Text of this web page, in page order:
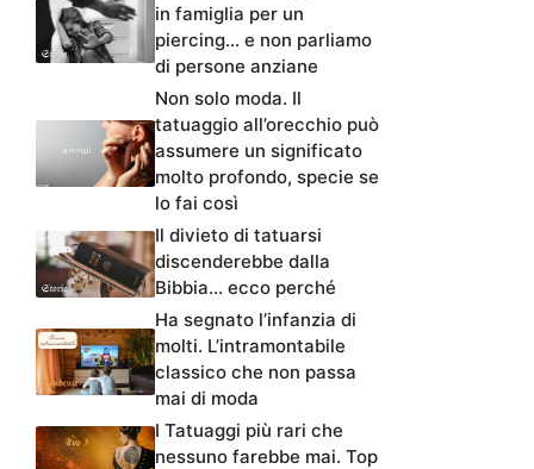
in famiglia per un
piercing… e non parliamo
di persone anziane
Non solo moda. Il
tatuaggio all’orecchio può
assumere un significato
molto profondo, specie se
lo fai così
Il divieto di tatuarsi
discenderebbe dalla
Bibbia… ecco perché
Ha segnato l’infanzia di
molti. L’intramontabile
classico che non passa
mai di moda
I Tatuaggi più rari che
nessuno farebbe mai. Top